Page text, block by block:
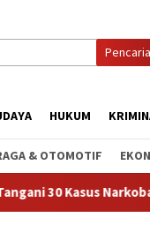
HUKUM
& OTOMOTIF
20 Perkara Telah